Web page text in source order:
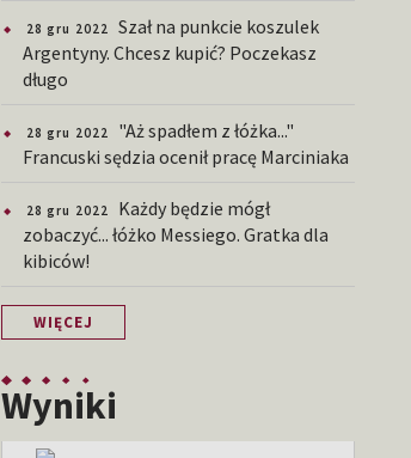
28 gru 2022
Szał na punkcie koszulek
Argentyny. Chcesz kupić? Poczekasz
długo
28 gru 2022
"Aż spadłem z łóżka..."
Francuski sędzia ocenił pracę Marciniaka
28 gru 2022
Każdy będzie mógł
zobaczyć... łóżko Messiego. Gratka dla
kibiców!
WIĘCEJ
Wyniki